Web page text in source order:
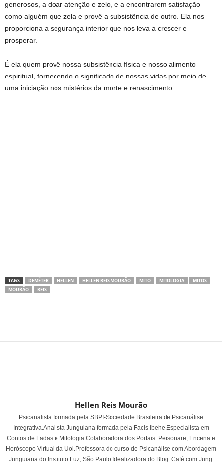
generosos, a doar atenção e zelo, e a encontrarem satisfação
como alguém que zela e provê a subsistência de outro. Ela nos
proporciona a segurança interior que nos leva a crescer e
prosperar.
É ela quem provê nossa subsistência física e nosso alimento
espiritual, fornecendo o significado de nossas vidas por meio de
uma iniciação nos mistérios da morte e renascimento.
TAGS DEMÉTER HELLEN HELLEN REIS MOURÃO MITO MITOLOGIA
MITOS
MOURÃO
REIS
Hellen Reis Mourão
Psicanalista formada pela SBPI-Sociedade Brasileira de Psicanálise
Integrativa.Analista Junguiana formada pela Facis Ibehe.Especialista em
Contos de Fadas e Mitologia.Colaboradora dos Portais: Personare, Encena e
Horóscopo Virtual da Uol.Professora do curso de Psicanálise com Abordagem
Junguiana do Instituto Luz, São Paulo.Idealizadora do Blog: Café com Jung.